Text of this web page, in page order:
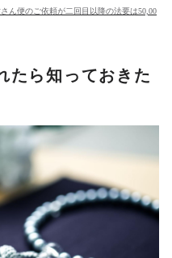
ん便のご依頼が二回目以降の法要は50,00
たら知っておきた